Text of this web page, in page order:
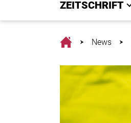
ZEITSCHRIFT
HomeNews